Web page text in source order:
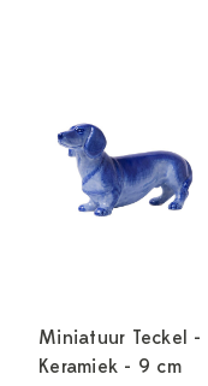
Miniatuur Teckel -
Keramiek - 9 cm